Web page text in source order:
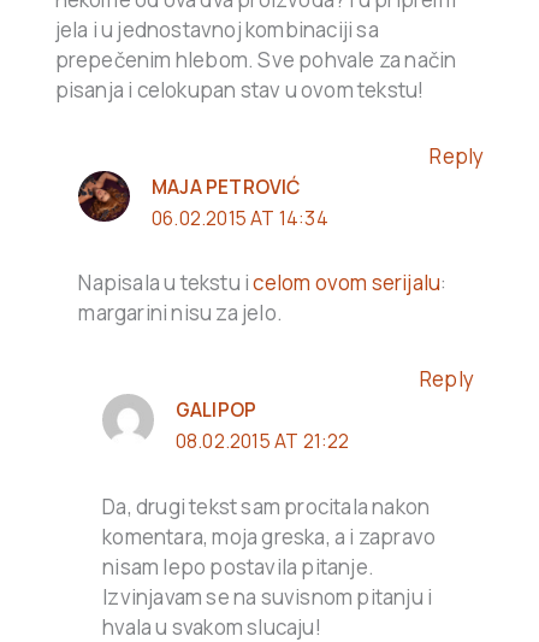
jela i u jednostavnoj kombinaciji sa
prepečenim hlebom. Sve pohvale za način
pisanja i celokupan stav u ovom tekstu!
Reply
MAJA PETROVIĆ
06.02.2015 AT 14:34
Napisala u tekstu icelom ovom serijalu:
margarini nisu za jelo.
Reply
GALIPOP
08.02.2015 AT 21:22
Da, drugi tekst sam procitala nakon
komentara, moja greska, a i zapravo
nisam lepo postavila pitanje.
Izvinjavam se na suvisnom pitanju i
hvala u svakom slucaju!